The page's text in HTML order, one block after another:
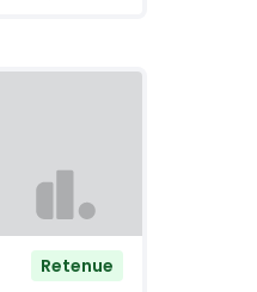
Retenue